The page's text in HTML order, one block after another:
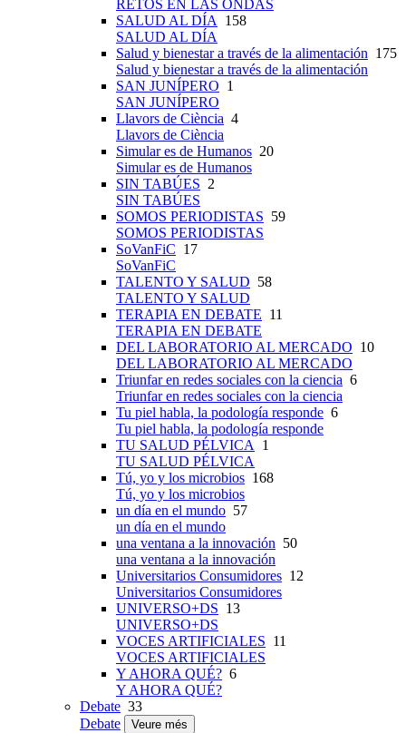
RETOS EN LAS ONDAS
SALUD AL DÍA 158
SALUD AL DÍA
Salud y bienestar a través de la alimentación 175
Salud y bienestar a través de la alimentación
SAN JUNÍPERO 1
SAN JUNÍPERO
Llavors de Ciència 4
Llavors de Ciència
Simular es de Humanos 20
Simular es de Humanos
SIN TABÚES 2
SIN TABÚES
SOMOS PERIODISTAS 59
SOMOS PERIODISTAS
SoVanFiC 17
SoVanFiC
TALENTO Y SALUD 58
TALENTO Y SALUD
TERAPIA EN DEBATE 11
TERAPIA EN DEBATE
DEL LABORATORIO AL MERCADO 10
DEL LABORATORIO AL MERCADO
Triunfar en redes sociales con la ciencia 6
Triunfar en redes sociales con la ciencia
Tu piel habla, la podología responde 6
Tu piel habla, la podología responde
TU SALUD PÉLVICA 1
TU SALUD PÉLVICA
Tú, yo y los microbios 168
Tú, yo y los microbios
un día en el mundo 57
un día en el mundo
una ventana a la innovación 50
una ventana a la innovación
Universitarios Consumidores 12
Universitarios Consumidores
UNIVERSO+DS 13
UNIVERSO+DS
VOCES ARTIFICIALES 11
VOCES ARTIFICIALES
Y AHORA QUÉ? 6
Y AHORA QUÉ?
Debate 33
Debate
Veure més